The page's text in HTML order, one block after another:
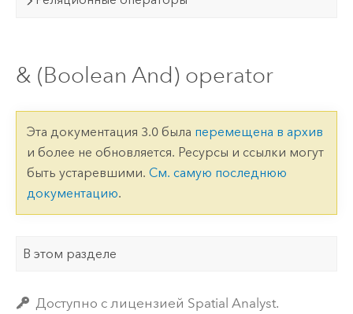
& (Boolean And) operator
Эта документация 3.0 была перемещена в архив
и более не обновляется. Ресурсы и ссылки могут
быть устаревшими. См. самую последнюю
документацию.
В этом разделе
Доступно с лицензией Spatial Analyst.